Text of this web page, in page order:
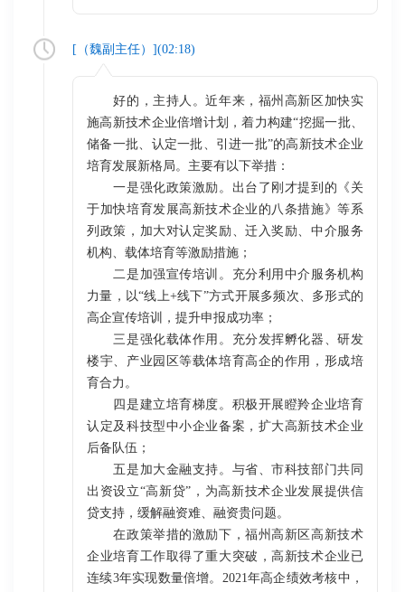
[（魏副主任）](02:18)
好的，主持人。近年来，福州高新区加快实
施高新技术企业倍增计划，着力构建“挖掘一批、
储备一批、认定一批、引进一批”的高新技术企业
培育发展新格局。主要有以下举措：
一是强化政策激励。出台了刚才提到的《关
于加快培育发展高新技术企业的八条措施》等系
列政策，加大对认定奖励、迁入奖励、中介服务
机构、载体培育等激励措施；
二是加强宣传培训。充分利用中介服务机构
力量，以“线上+线下”方式开展多频次、多形式的
高企宣传培训，提升申报成功率；
三是强化载体作用。充分发挥孵化器、研发
楼宇、产业园区等载体培育高企的作用，形成培
育合力。
四是建立培育梯度。积极开展瞪羚企业培育
认定及科技型中小企业备案，扩大高新技术企业
后备队伍；
五是加大金融支持。与省、市科技部门共同
出资设立“高新贷”，为高新技术企业发展提供信
贷支持，缓解融资难、融资贵问题。
在政策举措的激励下，福州高新区高新技术
企业培育工作取得了重大突破，高新技术企业已
连续3年实现数量倍增。2021年高企绩效考核中，